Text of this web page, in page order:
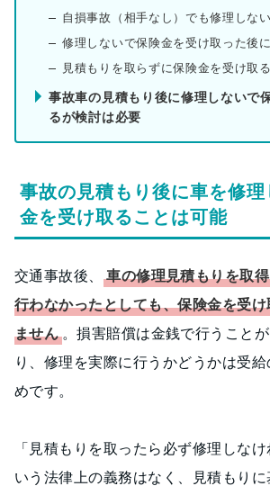
自損事故（相手なし）でも修理しないで保
修理しないで保険金を受け取った後に、やは
見積もりを取らずに保険金を受け取
事故車の見積もり後に修理しないで
るが検討は必要
事故の見積もり後に車を修
金を受け取ることは可能
交通事故後、
車の修理見積もりを取
行わなかったとしても、保険金を受
ません。損害賠償は金銭で行うこと
り、修理を実際に行うかどうかは受
めです。
「見積もりを取ったら必ず修理しな
いう法律上の義務はなく、見積もり